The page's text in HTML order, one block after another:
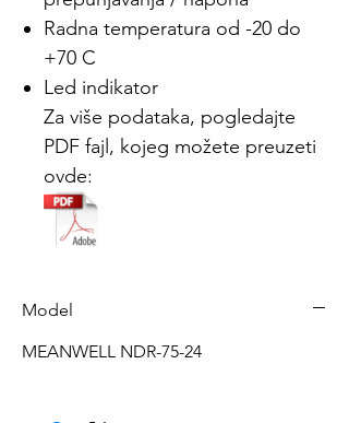
Radna temperatura od -20 do
+70 C
Led indikator
Za više podataka, pogledajte
PDF fajl, kojeg možete preuzeti
ovde:
Model
MEANWELL NDR-75-24